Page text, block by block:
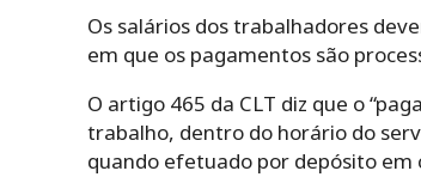
Os salários dos trabalhadores
em que os pagamentos são
O artigo 465 da CLT diz que o
trabalho, dentro do horário do
quando efetuado por depósito